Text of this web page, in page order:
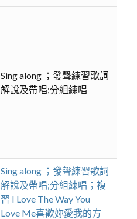
Sing along ；發聲練習歌詞
解說及帶唱;分組練唱
Sing along ；發聲練習歌詞
解說及帶唱;分組練唱；複
習 I Love The Way You
Love Me喜歡妳愛我的方